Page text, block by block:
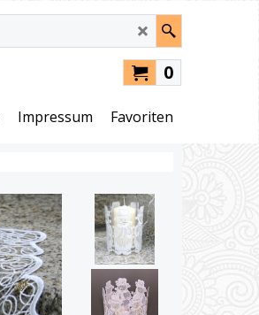
0
Impressum Favoriten